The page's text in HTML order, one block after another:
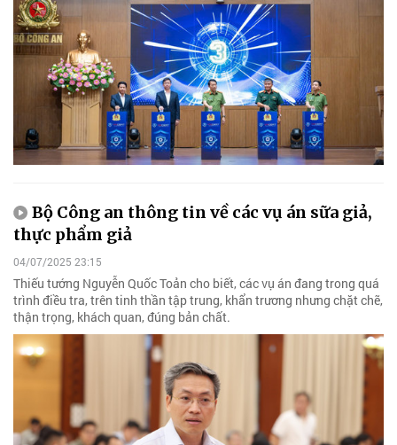
Bộ Công an thông tin về các vụ án sữa giả,
thực phẩm giả
04/07/2025 23:15
Thiếu tướng Nguyễn Quốc Toản cho biết, các vụ án đang trong quá
trình điều tra, trên tinh thần tập trung, khẩn trương nhưng chặt chẽ,
thận trọng, khách quan, đúng bản chất.